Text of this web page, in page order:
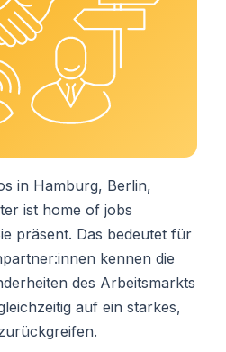
in Hamburg, Berlin,
ist home of jobs
präsent. Das bedeutet für
kennen die
des Arbeitsmarkts
auf ein starkes,